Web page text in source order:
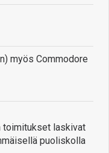
myös Commodore
toimitukset laskivat
puoliskolla